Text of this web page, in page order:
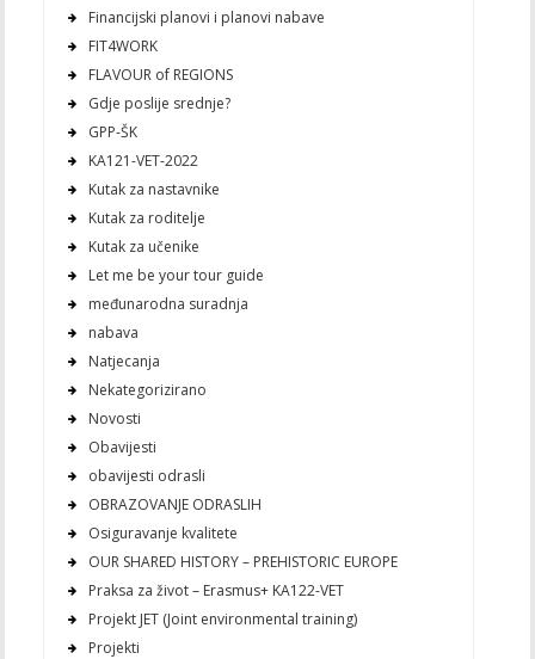
Financijski planovi i planovi nabave
FIT4WORK
FLAVOUR of REGIONS
Gdje poslije srednje?
GPP-ŠK
KA121-VET-2022
Kutak za nastavnike
Kutak za roditelje
Kutak za učenike
Let me be your tour guide
međunarodna suradnja
nabava
Natjecanja
Nekategorizirano
Novosti
Obavijesti
obavijesti odrasli
OBRAZOVANJE ODRASLIH
Osiguravanje kvalitete
OUR SHARED HISTORY – PREHISTORIC EUROPE
Praksa za život – Erasmus+ KA122-VET
Projekt JET (Joint environmental training)
Projekti